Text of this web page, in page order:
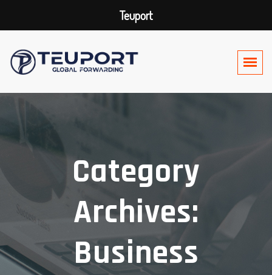
Category
Archives:
Business
Teuport